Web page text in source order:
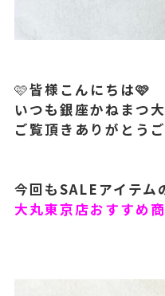
‪🩷皆様こんにちは🩷
いつも銀座かねまつ
ご覧頂きありがとうご
今回もSALEアイテム
大丸東京店おすすめ